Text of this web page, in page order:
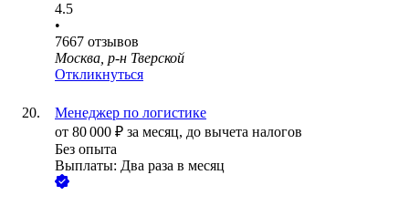
4.5
•
7667 отзывов
Москва, р-н Тверской
Откликнуться
Менеджер по логистике
от 80 000 ₽ за месяц, до вычета налогов
Без опыта
Выплаты: Два раза в месяц